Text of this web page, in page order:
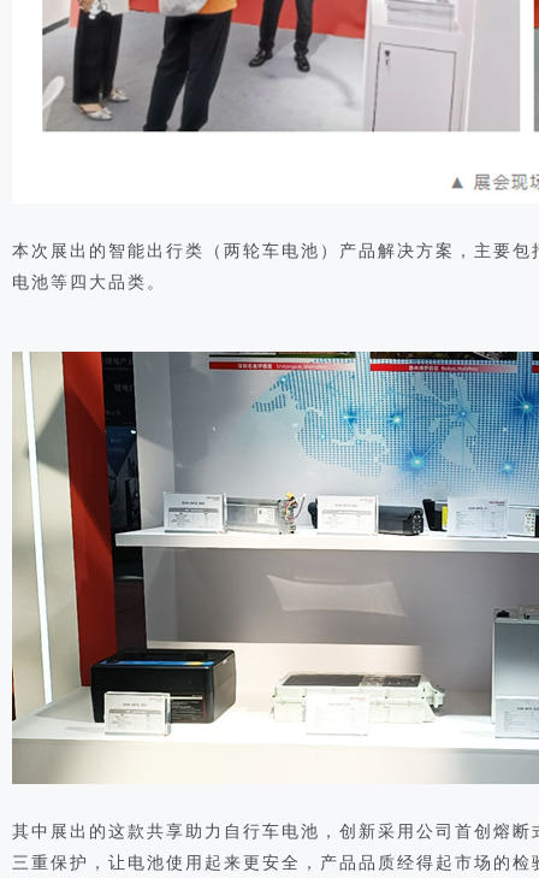
本次展出的智能出行类（两轮车电池）产品解决方案，主要
电池等四大品类。
其中展出的这款共享助力自行车电池，创新采用公司首创熔
三重保护，让电池使用起来更安全，产品品质经得起市场的